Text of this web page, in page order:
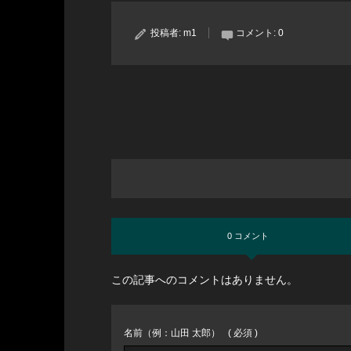
投稿者: m1 コメント: 0
0 コメント
この記事へのコメントはありません。
名前（例：山田 太郎） ( 必須 )